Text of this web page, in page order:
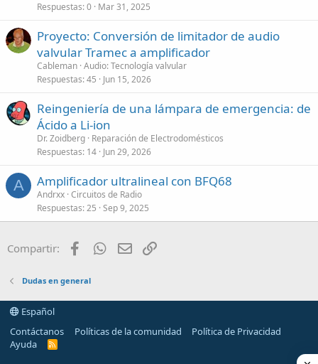
Respuestas 0 Mar 31, 2025
Proyecto: Conversión de limitador de audio
valvular Tramec a amplificador
Cableman Audio: Tecnología valvular
Respuestas 45 Jun 15, 2026
Reingeniería de una lámpara de emergencia: de
Ácido a Li-ion
Dr. Zoidberg Reparación de Electrodomésticos
Respuestas 14 Jun 29, 2026
A Amplificador ultralineal con BFQ68
Andrxx Circuitos de Radio
Respuestas 25 Sep 9, 2025
Compartir: FacebookWhatsApp
Email
Dudas en general
Español
Contáctanos
Políticas de la comunidad
Política de Privacidad
Ayuda
R